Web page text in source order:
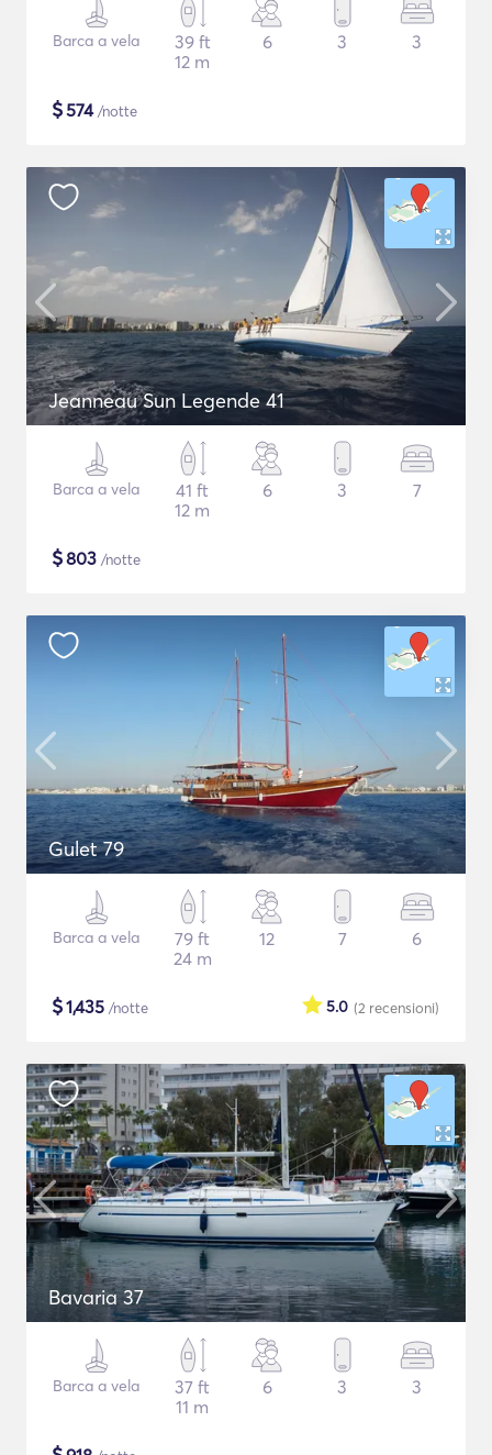
Barca a vela
39 ft
12 m
6 3 3
$574/notte
Jeanneau Sun Legende 41
Barca a vela
41 ft
12 m
6 3 7
$803 /notte
Gulet 79
Barca a vela
79 ft
24 m
12 7 6
$1,435 /notte (2 recensioni)
5.0
Bavaria 37
Barca a vela
37 ft
11 m
6 3 3